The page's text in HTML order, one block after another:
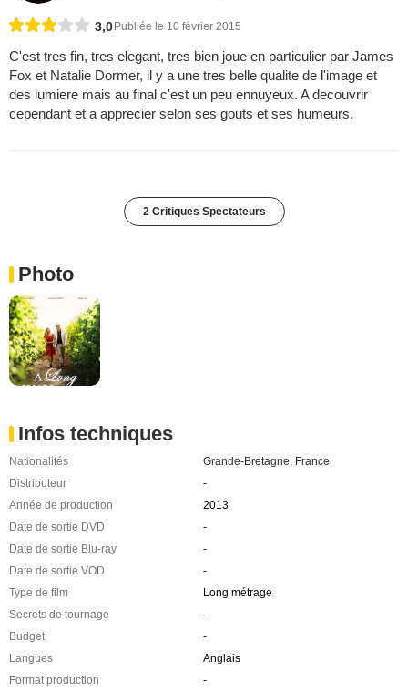
3,0Publiée le 10 février 2015
C'est tres fin, tres elegant, tres bien joue en particulier par James
Fox et Natalie Dormer, il y a une tres belle qualite de l'image et
des lumiere mais au final c'est un peu ennuyeux. A decouvrir
cependant et a apprecier selon ses gouts et ses humeurs.
2 Critiques Spectateurs
Photo
Infos techniques
Nationalités Grande-Bretagne, France
Distributeur
-
Année de production
2013
Date de sortie DVD
-
Date de sortie Blu-ray
-
Date de sortie VOD
-
Type de film
Long métrage
Secrets de tournage
-
Budget
-
Langues
Anglais
Format production
-